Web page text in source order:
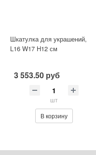
Шкатулка для украшений,
L16 W17 H12 см
3 553.50 руб
шт
В корзину